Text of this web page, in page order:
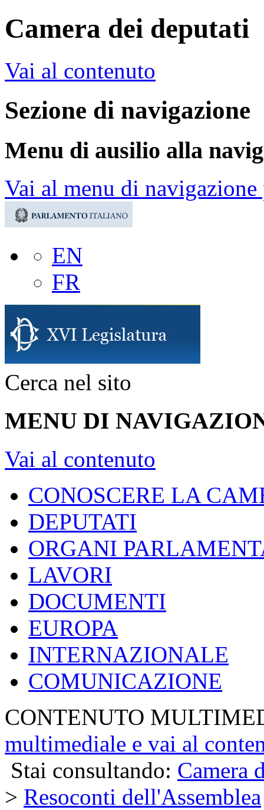
Camera dei deputati
Vai al contenuto
Sezione di navigazione
Menu di ausilio alla
Vai al menu di
EN
FR
Cerca nel sito
MENU DI
Vai al contenuto
CONOSCERE LA
DEPUTATI
ORGANI
LAVORI
DOCUMENTI
EUROPA
INTERNAZIONALE
COMUNICAZIONE
CONTENUTO
multimediale e vai al
Stai consultando: Camera
> Resoconti dell'Assemblea